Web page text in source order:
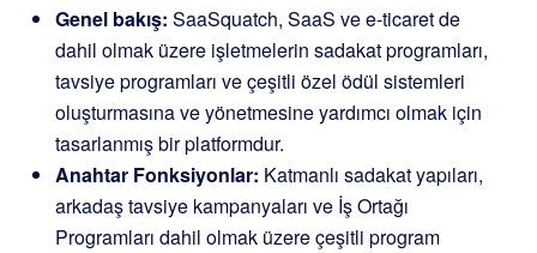
Genel bakış: SaaSquatch, SaaS ve e-ticaret de
dahil olmak üzere işletmelerin sadakat programları,
tavsiye programları ve çeşitli özel ödül sistemleri
oluşturmasına ve yönetmesine yardımcı olmak için
tasarlanmış bir platformdur.
Anahtar Fonksiyonlar: Katmanlı sadakat yapıları,
arkadaş tavsiye kampanyaları ve İş Ortağı
Programları dahil olmak üzere çeşitli program